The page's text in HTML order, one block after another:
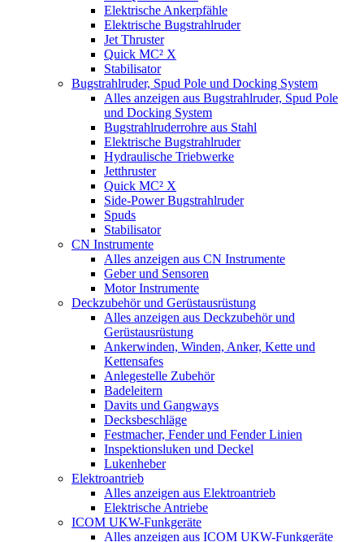
Elektrische Ankerpfähle
Elektrische Bugstrahlruder
Jet Thruster
Quick MC² X
Stabilisator
Bugstrahlruder, Spud Pole und Docking System
Alles anzeigen aus Bugstrahlruder, Spud Pole
und Docking System
Bugstrahlruderrohre aus Stahl
Elektrische Bugstrahlruder
Hydraulische Triebwerke
Jetthruster
Quick MC² X
Side-Power Bugstrahlruder
Spuds
Stabilisator
CN Instrumente
Alles anzeigen aus CN Instrumente
Geber und Sensoren
Motor Instrumente
Deckzubehör und Gerüstausrüstung
Alles anzeigen aus Deckzubehör und
Gerüstausrüstung
Ankerwinden, Winden, Anker, Kette und
Kettensafes
Anlegestelle Zubehör
Badeleitern
Davits und Gangways
Decksbeschläge
Festmacher, Fender und Fender Linien
Inspektionsluken und Deckel
Lukenheber
Elektroantrieb
Alles anzeigen aus Elektroantrieb
Elektrische Antriebe
ICOM UKW-Funkgeräte
Alles anzeigen aus ICOM UKW-Funkgeräte